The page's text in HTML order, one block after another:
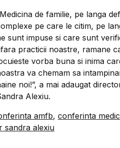
de familie, pe langa
pe care le citim, pe
sunt impuse si care sunt
practicii noastre, ramane
vorba buna si inima
va chemam sa
noi!”, a mai adaugat
Alexiu.
amfb, conferinta
sandra alexiu